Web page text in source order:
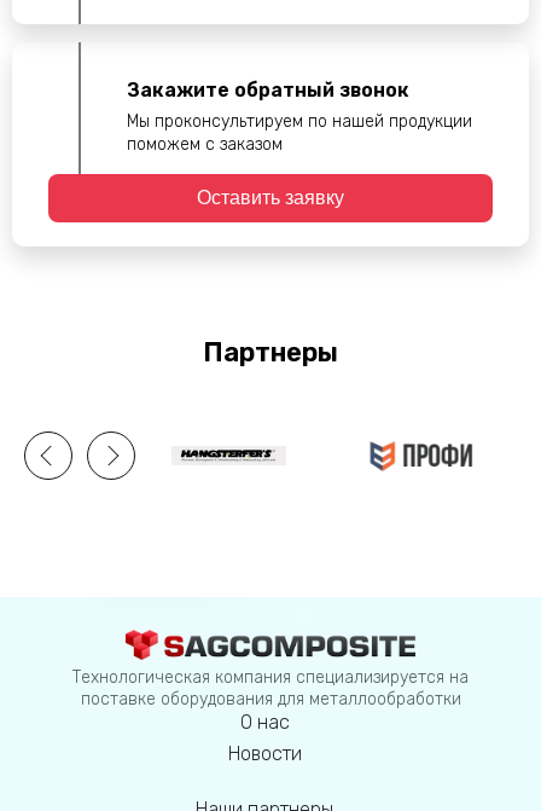
Закажите обратный звонок
Мы проконсультируем по нашей продукции
поможем с заказом
Оставить заявку
Партнеры
Технологическая компания специализируется на
поставке оборудования для металлообработки
О нас
Новости